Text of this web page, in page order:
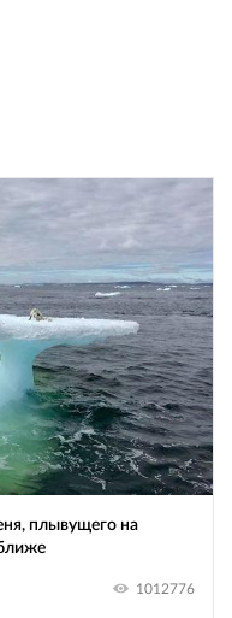
плывущего на
1012776